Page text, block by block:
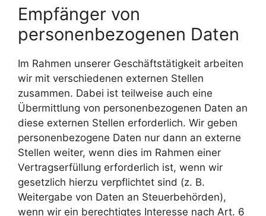
Empfänger von
personenbezogenen Daten
Im Rahmen unserer Geschäftstätigkeit arbeiten
wir mit verschiedenen externen Stellen
zusammen. Dabei ist teilweise auch eine
Übermittlung von personenbezogenen Daten an
diese externen Stellen erforderlich. Wir geben
personenbezogene Daten nur dann an externe
Stellen weiter, wenn dies im Rahmen einer
Vertragserfüllung erforderlich ist, wenn wir
gesetzlich hierzu verpflichtet sind (z. B.
Weitergabe von Daten an Steuerbehörden),
wenn wir ein berechtigtes Interesse nach Art. 6